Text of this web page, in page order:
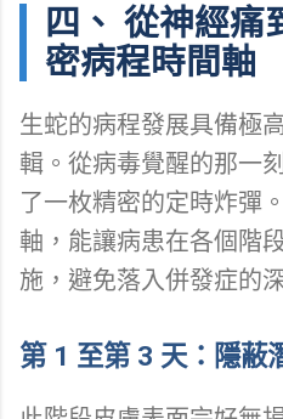
四、 從神經痛
密病程時間軸
生蛇的病程發展具備極
輯。從病毒覺醒的那一
了一枚精密的定時炸彈
軸，能讓病患在各個階
施，避免落入併發症的
第 1 至第 3 天：隱蔽